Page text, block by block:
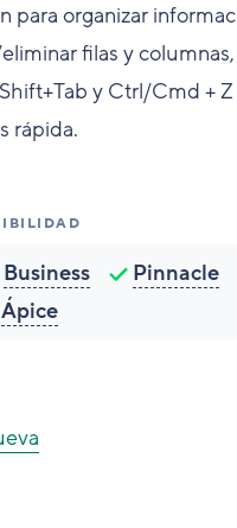
para organizar
filas y
y Ctrl/Cmd + Z
rápida.
Business
Pinnacle
Ápice